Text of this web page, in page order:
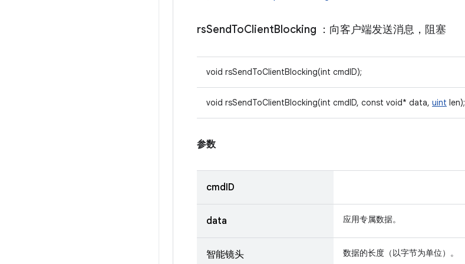
rsSendToClientBlocking ：向客户端发送消息，阻塞
void rsSendToClientBlocking(int cmdID);
void rsSendToClientBlocking(int cmdID, const void* data, uint len);
参数
cmdID
data 应用专属数据。
智能镜头 数据的长度（以字节为单位）。